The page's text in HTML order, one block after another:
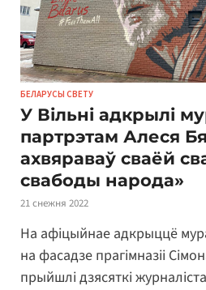
БЕЛАРУСЫ СВЕТУ
У Вільні адкрылі
партрэтам Алеся
ахвяраваў сваёй
свабоды народа»
21 снежня 2022
На афіцыйнае адкрыццё
на фасадзе прагімназіі
прыйшлі дзясяткі